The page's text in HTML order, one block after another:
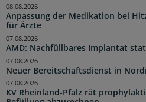
Anpassung der Medikation bei
für Ärzte
08.08.2026
AMD: Nachfüllbares Implantat
07.08.2026
Neuer Bereitschaftsdienst in
07.08.2026
KV Rheinland-Pfalz rät
07.08.2026